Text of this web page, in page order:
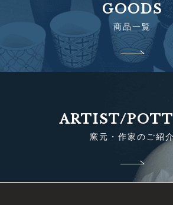
GOODS
商品一覧
ARTIST/
窯元・作家のご紹